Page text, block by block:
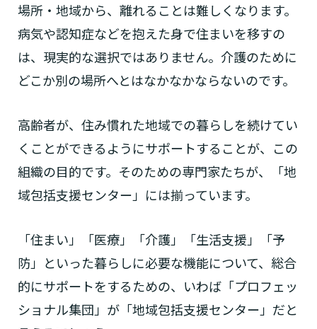
場所・地域から、離れることは難しくなります。
病気や認知症などを抱えた身で住まいを移すの
は、現実的な選択ではありません。介護のために
どこか別の場所へとはなかなかならないのです。
高齢者が、住み慣れた地域での暮らしを続けてい
くことができるようにサポートすることが、この
組織の目的です。そのための専門家たちが、「地
域包括支援センター」には揃っています。
「住まい」「医療」「介護」「生活支援」「予
防」といった暮らしに必要な機能について、総合
的にサポートをするための、いわば「プロフェッ
ショナル集団」が「地域包括支援センター」だと